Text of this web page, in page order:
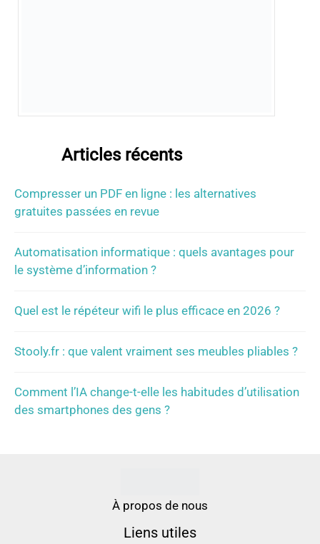
Articles récents
Compresser un PDF en ligne : les alternatives
gratuites passées en revue
Automatisation informatique : quels avantages pour
le système d’information ?
Quel est le répéteur wifi le plus efficace en 2026 ?
Stooly.fr : que valent vraiment ses meubles pliables ?
Comment l’IA change-t-elle les habitudes d’utilisation
des smartphones des gens ?
À propos de nous
Liens utiles